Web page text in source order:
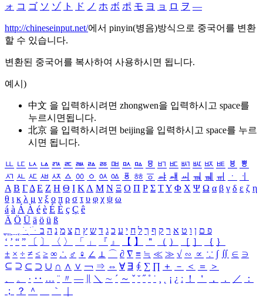
ォ コ ゴ ソ ゾ ト ド ノ ホ ボ ポ モ ヨ ョ ロ ヲ ―
http://chineseinput.net/에서 pinyin(병음)방식으로 중국어를 변환
할 수 있습니다.
변환된 중국어를 복사하여 사용하시면 됩니다.
예시)
中文 을 입력하시려면 zhongwen을 입력하시고 space를
누르시면됩니다.
北京 을 입력하시려면 beijing을 입력하시고 space를 누르
시면 됩니다.
ㅥ ㅦ ㅧ ㅨ ㅩ ㅪ ㅫ ㅬ ㅭ ㅮ ㅯ ㅰ ㅱ ㅲ ㅳ ㅴ ㅵ ㅶ ㅷ ㅸ
ㅹ
ㅺ ㅻ ㅼ ㅽ ㅾ ㅿ ㆀ ㆁ ㆂ ㆃ ㆄ ㆅ ㆆ ㆇ ㆈ ㆉ ㆊ ㆋ ㆌ ㆍ
ㆎ
Α Β ΓΔ Ε Ζ Η Θ Ι ΚΛ Μ Ν Ξ Ο Π Ρ Σ ΤΥ Φ Χ Ψ Ω α β γ δ ε ζ η
θ ι κ λ μ ν ξ ο π ρ σ τ υ φ χ ψ ω
á à Á À é è É È ç Ç ê
Ä Ö Ü ä ö ü ß
ִֶֹ ֻּ ׁׂ פ ם ן ו ט א ר ק ף ך ל ח י ע כ ג ד ש ץ ת צ מ נ ה ב
‘ ’ “ ” 〔 〕 〈 〉 「 」 『 』 【 】 ＂ （ ） ［ ］ ｛ ｝
± × ÷ ≠ ≤ ≥ ∞ ∴ ♂ ♀ ∠ ⊥ ⌒ ∂ ∇ ≡ ≒ ≪ ≫ √ ∽ ∝ ∵ ∫ ∬ ∈ ∋
⊆ ⊇ ⊂ ⊃ ∪ ∩ ∧ ∨ ￢ ⇒ ⇔ ∀ ∃ ∮ ∑ ∏ ＋ － ＜ ＝
＞
、
。 · ‥ … ¨ 〃 ― ＼ ∼ ´ ～ ˇ ˘ ˝ ˚ ˙ ¸ ¡ ¿ ː ！ ＇ ， ． ／
：
；
？ ＾ ｀